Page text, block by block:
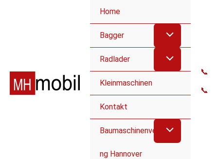
Home
Bagger
Radlader
Kleinmaschinen
Kontakt
Baumaschinenvermietu
ng Hannover
📞
📞